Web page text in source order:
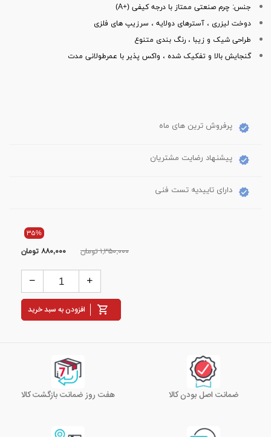
جنس: چرم صنعتی ممتاز با درجه کیفی (+A)
دوخت لیزری ، آسترهای دولایه ، سرزیپ های فلزی
طراحی شیک و زیبا ، رنگ بندی متنوع
گنجایش بالا و تفکیک شده ، واکس پذیر با عمرطولانی مدت
پرفروش ترین های ماه
پیشنهاد رضایت مشتریان
دارای تاییدیه تست فنی
۳۵%
۱,۳۵۰,۰۰۰ تومان ۸۸۰,۰۰۰تومان
افزودن به سبد خرید
ضمانت اصل بودن کالا هفت روز ضمانت بازگشت کالا